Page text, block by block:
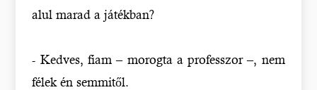
alul marad a játékban?
- Kedves, fiam – morogta a professzor –, nem
félek én semmitől.